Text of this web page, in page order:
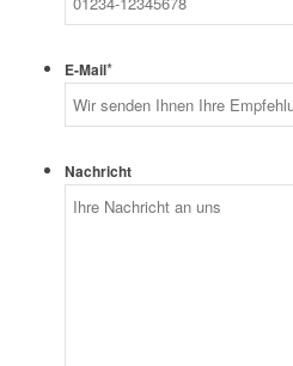
E-Mail*
Nachricht